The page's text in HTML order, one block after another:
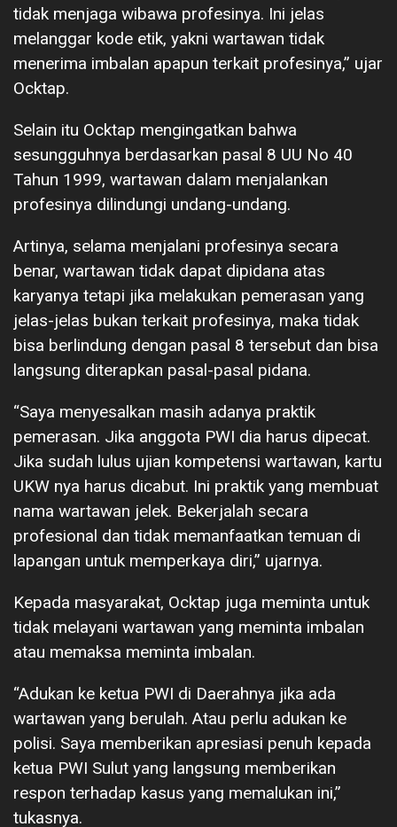
tidak menjaga wibawa profesinya. Ini jelas
melanggar kode etik, yakni wartawan tidak
menerima imbalan apapun terkait profesinya,” ujar
Ocktap.
Selain itu Ocktap mengingatkan bahwa
sesungguhnya berdasarkan pasal 8 UU No 40
Tahun 1999, wartawan dalam menjalankan
profesinya dilindungi undang-undang.
Artinya, selama menjalani profesinya secara
benar, wartawan tidak dapat dipidana atas
karyanya tetapi jika melakukan pemerasan yang
jelas-jelas bukan terkait profesinya, maka tidak
bisa berlindung dengan pasal 8 tersebut dan bisa
langsung diterapkan pasal-pasal pidana.
“Saya menyesalkan masih adanya praktik
pemerasan. Jika anggota PWI dia harus dipecat.
Jika sudah lulus ujian kompetensi wartawan, kartu
UKW nya harus dicabut. Ini praktik yang membuat
nama wartawan jelek. Bekerjalah secara
profesional dan tidak memanfaatkan temuan di
lapangan untuk memperkaya diri,” ujarnya.
Kepada masyarakat, Ocktap juga meminta untuk
tidak melayani wartawan yang meminta imbalan
atau memaksa meminta imbalan.
“Adukan ke ketua PWI di Daerahnya jika ada
wartawan yang berulah. Atau perlu adukan ke
polisi. Saya memberikan apresiasi penuh kepada
ketua PWI Sulut yang langsung memberikan
respon terhadap kasus yang memalukan ini,”
tukasnya.